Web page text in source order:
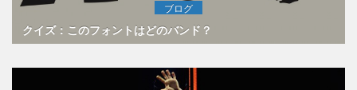
ブログ
クイズ：このフォントはどのバンド？